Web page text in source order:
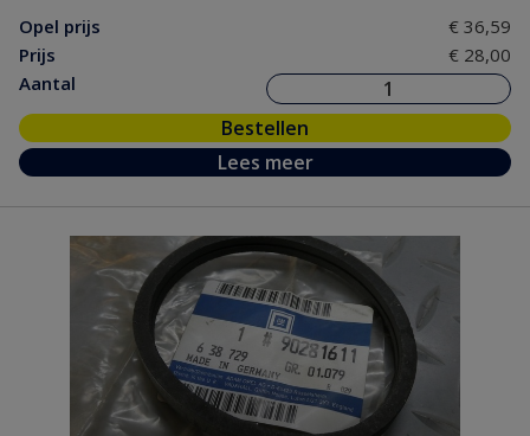
Opel prijs
€ 36,59
Prijs
€ 28,00
Aantal
Bestellen
Lees meer